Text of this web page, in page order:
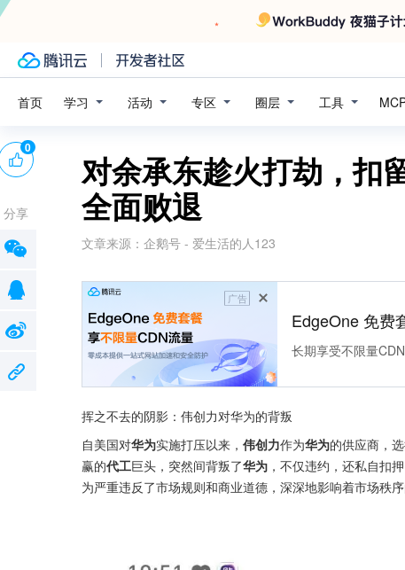
首页 学习 活动 专区 圈层 工具
对余承东趁火打劫，扣
全面败退
文章来源： 企鹅号 - 爱生活的人123
广告
EdgeOne 免费
长期享受不限量
挥之不去的阴影：伟创力对华为的背叛
自美国对华为实施打压以来， 伟创力作为华为的供应商，
赢的代工巨头，突然间背叛了华为 ，不仅违约，还私自扣
为严重违反了市场规则和商业道德，深深地影响着市场秩序
0
分享